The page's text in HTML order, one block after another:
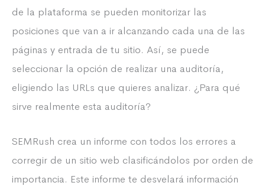
de la plataforma se pueden monitorizar las
posiciones que van a ir alcanzando cada una de las
páginas y entrada de tu sitio. Así, se puede
seleccionar la opción de realizar una auditoría,
eligiendo las URLs que quieres analizar. ¿Para qué
sirve realmente esta auditoría?
SEMRush crea un informe con todos los errores a
corregir de un sitio web clasificándolos por orden de
importancia. Este informe te desvelará información